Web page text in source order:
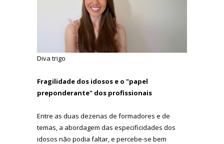
Diva trigo
Fragilidade dos idosos e o "papel
preponderante" dos profissionais
Entre as duas dezenas de formadores e de
temas, a abordagem das especificidades dos
idosos não podia faltar, e percebe-se bem